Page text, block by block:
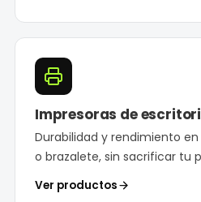
Impresoras de
Durabilidad y rendimiento
o brazalete, sin sacrificar tu
Ver productos